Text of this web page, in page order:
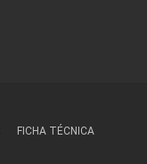
FICHA TÉCNICA